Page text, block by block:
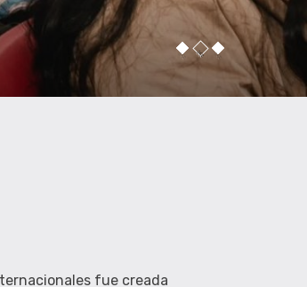
fue creada